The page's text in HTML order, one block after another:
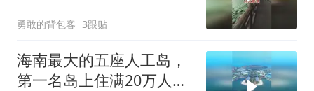
勇敢的背包客 3跟贴
海南最大的五座人工岛，
第一名岛上住满20万人，